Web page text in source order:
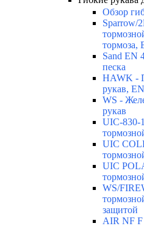
Обзор
Sparrow/
тормоза,
Sand EN
песка
HAWK -
рукав,
WS -
рукав
UIC-830-
UIC
UIC
WS/
защитой
AIR NF F